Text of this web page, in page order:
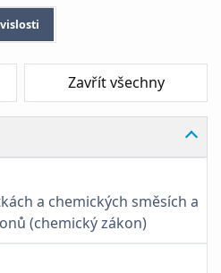
Zavřít všechny
a chemických směsích a
(chemický zákon)